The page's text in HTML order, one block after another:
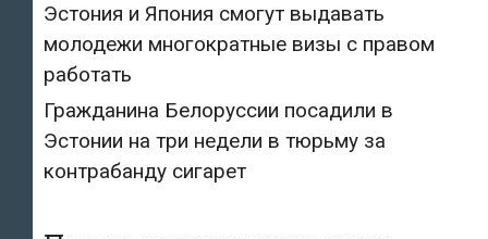
Эстония и Япония смогут выдавать
молодежи многократные визы с правом
работать
Гражданина Белоруссии посадили в
Эстонии на три недели в тюрьму за
контрабанду сигарет